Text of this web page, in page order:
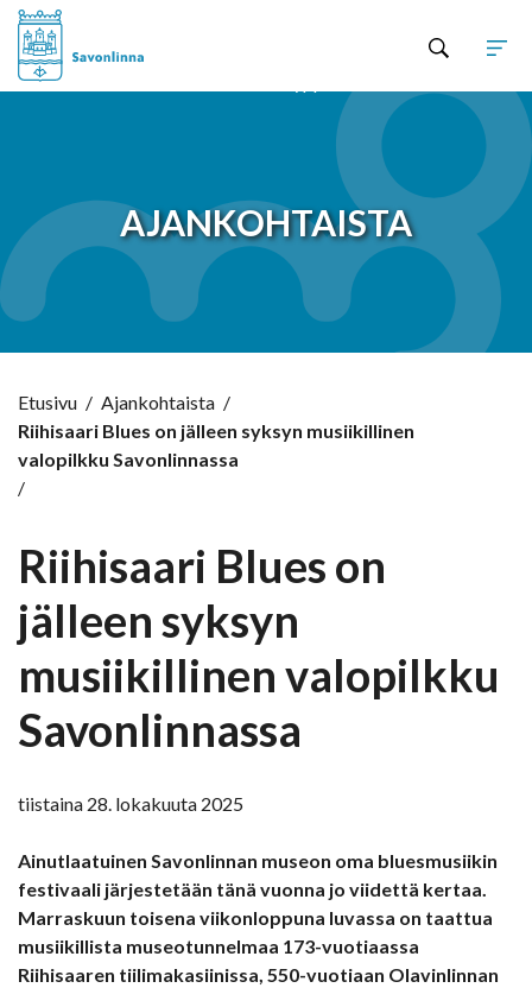
AJANKOHTAISTA
Etusivu / Ajankohtaista /
Riihisaari Blues on jälleen syksyn musiikillinen
valopilkku Savonlinnassa
/
Riihisaari Blues on
jälleen syksyn
musiikillinen valopilkku
Savonlinnassa
tiistaina 28. lokakuuta 2025
Ainutlaatuinen Savonlinnan museon oma bluesmusiikin
festivaali järjestetään tänä vuonna jo viidettä kertaa.
Marraskuun toisena viikonloppuna luvassa on taattua
musiikillista museotunnelmaa 173-vuotiaassa
Riihisaaren tiilimakasiinissa, 550-vuotiaan Olavinlinnan